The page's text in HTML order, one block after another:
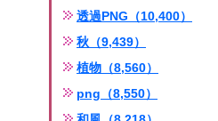
透過PNG（10,400）
秋（9,439）
植物（8,560）
png（8,550）